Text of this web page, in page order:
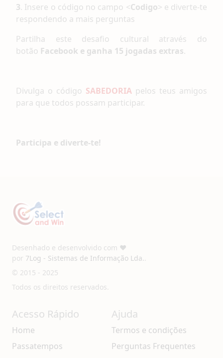
3. Insere o código no campo <Codigo> e diverte-te
respondendo a mais perguntas
Partilha este desafio cultural através do
botão Facebook e ganha 15 jogadas extras.
Divulga o código SABEDORIA pelos teus amigos
para que todos possam participar.
Participa e diverte-te!
Desenhado e desenvolvido com ❤️
por 7Log - Sistemas de Informação Lda..
© 2015 - 2025
Todos os direitos reservados.
Acesso Rápido
Home
Passatempos
Ajuda
Termos e condições
Perguntas Frequentes